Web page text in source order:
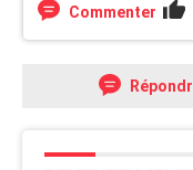
Commenter